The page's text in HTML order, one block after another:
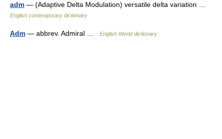
adm — (Adaptive Delta Modulation) versatile delta variation …
English contemporary dictionary
Adm — abbrev. Admiral … English World dictionary